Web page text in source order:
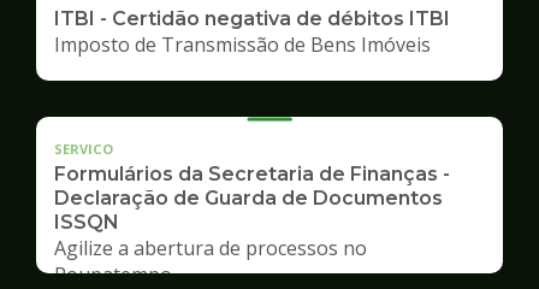
ITBI - Certidão negativa de débitos ITBI
Imposto de Transmissão de Bens Imóveis
SERVICO
Formulários da Secretaria de Finanças -
Declaração de Guarda de Documentos
ISSQN
Agilize a abertura de processos no
Poupatempo